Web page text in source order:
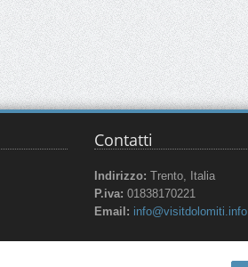
Contatti
Indirizzo: Trento, Italia
P.iva: 01838170221
Email: info@visitdolomiti.info